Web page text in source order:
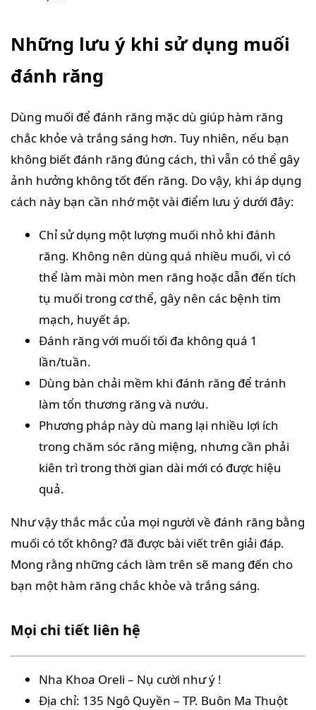
Những lưu ý khi sử dụng muối
đánh răng
Dùng muối để đánh răng mặc dù giúp hàm răng
chắc khỏe và trắng sáng hơn. Tuy nhiên, nếu bạn
không biết đánh răng đúng cách, thì vẫn có thể gây
ảnh hưởng không tốt đến răng. Do vậy, khi áp dụng
cách này bạn cần nhớ một vài điểm lưu ý dưới đây:
Chỉ sử dụng một lượng muối nhỏ khi đánh
răng. Không nên dùng quá nhiều muối, vì có
thể làm mài mòn men răng hoặc dẫn đến tích
tụ muối trong cơ thể, gây nên các bệnh tim
mạch, huyết áp.
Đánh răng với muối tối đa không quá 1
lần/tuần.
Dùng bàn chải mềm khi đánh răng để tránh
làm tổn thương răng và nướu.
Phương pháp này dù mang lại nhiều lợi ích
trong chăm sóc răng miệng, nhưng cần phải
kiên trì trong thời gian dài mới có được hiệu
quả.
Như vậy thắc mắc của mọi người về đánh răng bằng
muối có tốt không? đã được bài viết trên giải đáp.
Mong rằng những cách làm trên sẽ mang đến cho
bạn một hàm răng chắc khỏe và trắng sáng.
Mọi chi tiết liên hệ
Nha Khoa Oreli – Nụ cười như ý !
Địa chỉ: 135 Ngô Quyền – TP. Buôn Ma Thuột